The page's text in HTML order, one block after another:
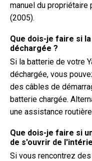
manuel du propriétaire
(2005).
Que dois-je faire si
déchargée ?
Si la batterie de votre
déchargée, vous
des câbles de
batterie chargée.
une assistance
Que dois-je faire si
de s'ouvrir de
Si vous rencontrez